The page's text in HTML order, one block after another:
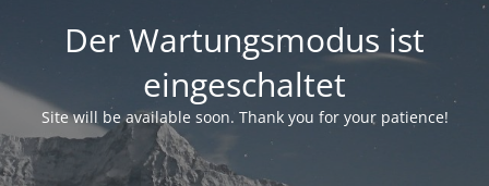
Der Wartungsmodus ist
eingeschaltet
Site will be available soon. Thank you for your patience!